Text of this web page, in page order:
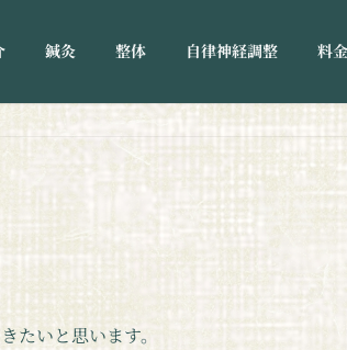
鍼灸 整体 自律神経調整 料金
たいと思います。